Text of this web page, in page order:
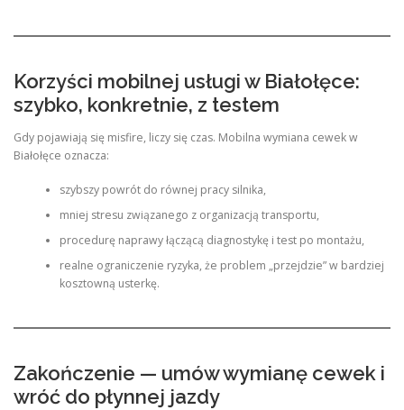
Korzyści mobilnej usługi w Białołęce:
szybko, konkretnie, z testem
Gdy pojawiają się misfire, liczy się czas. Mobilna wymiana cewek w
Białołęce oznacza:
szybszy powrót do równej pracy silnika,
mniej stresu związanego z organizacją transportu,
procedurę naprawy łączącą diagnostykę i test po montażu,
realne ograniczenie ryzyka, że problem „przejdzie” w bardziej
kosztowną usterkę.
Zakończenie — umów wymianę cewek i
wróć do płynnej jazdy